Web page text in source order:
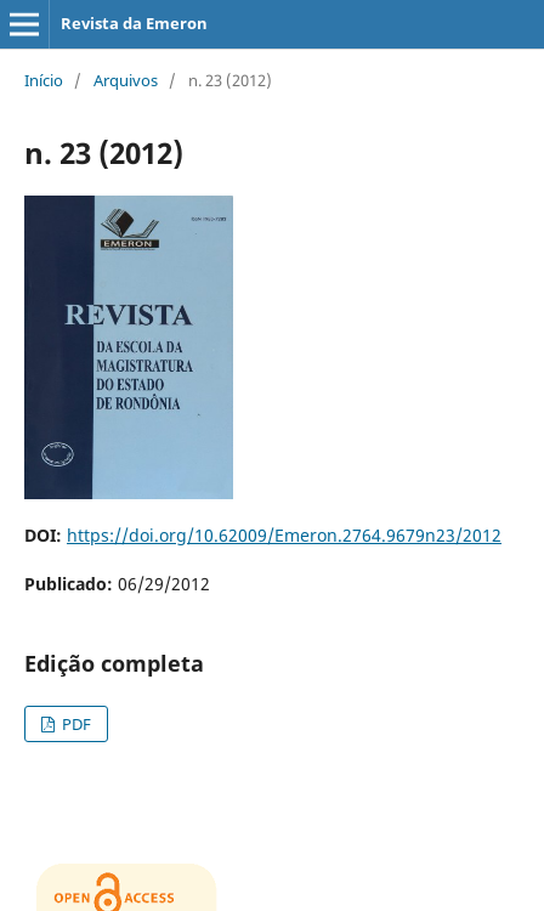
Revista da Emeron
Início / Arquivos / n. 23 (2012)
n. 23 (2012)
DOI: https://doi.org/10.62009/Emeron.2764.9679n23/2012
Publicado: 06/29/2012
Edição completa
PDF